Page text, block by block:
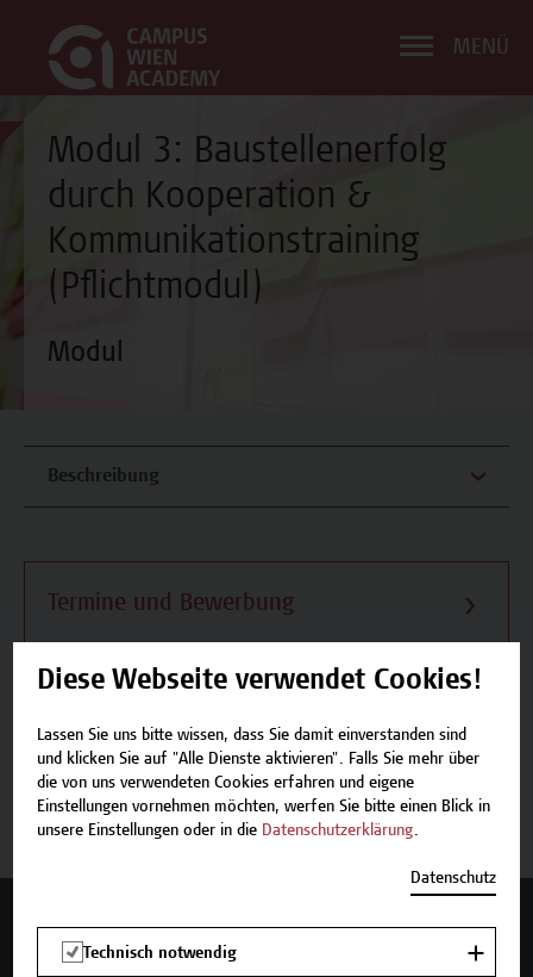
MENÜ
Modul 3: Baustellenerfolg
durch Kooperation &
Kommunikationstraining
(Pflichtmodul)
Modul
Beschreibung
Termine und Bewerbung
Beschreibung
Termine und Bewerbung
Mehr Infos gewünscht?
Diese Webseite verwendet Cookies!
Lassen Sie uns bitte wissen, dass Sie damit einverstanden sind
und klicken Sie auf "Alle Dienste aktivieren". Falls Sie mehr über
die von uns verwendeten Cookies erfahren und eigene
Einstellungen vornehmen möchten, werfen Sie bitte einen Blick in
unsere Einstellungen oder in die Datenschutzerklärung.
Datenschutz
Technisch notwendig